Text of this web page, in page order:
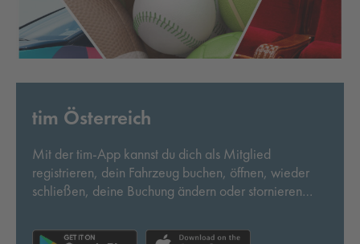
tim Österreich
Mit der tim-App kannst du dich als Mitglied
registrieren, dein Fahrzeug buchen, öffnen, wieder
schließen, deine Buchung ändern oder stornieren